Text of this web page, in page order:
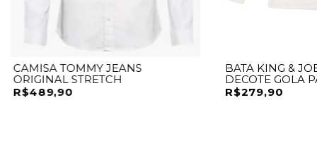
CAMISA TOMMY JEANS
ORIGINAL STRETCH
R$489,90
BATA KING &
DECOTE GOLA
R$279,90